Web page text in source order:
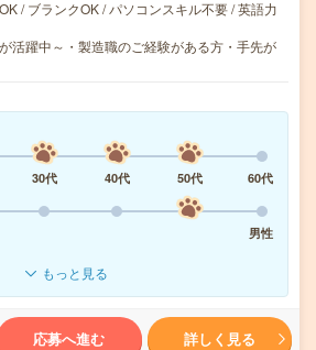
/ ブランクOK / パソコンスキル不要 / 英語力
活躍中～・製造職のご経験がある方・手先が
30代 40代 50代
60代
男性
もっと見る
応募へ進む 詳しく見る